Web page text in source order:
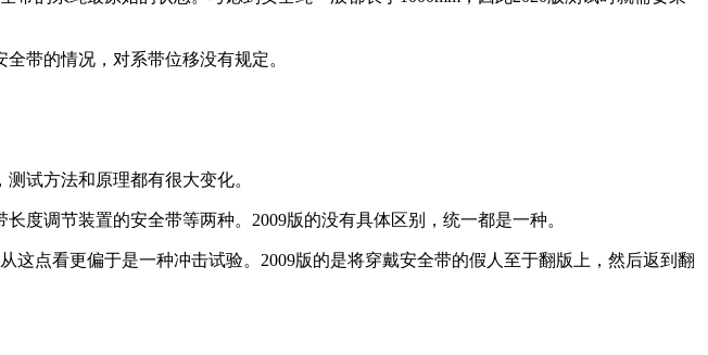
带的情况，对系带位移没有规定。
试方法和原理都有很大变化。
度调节装置的安全带等两种。2009版的没有具体区别，统一都是一种。
这点看更偏于是一种冲击试验。2009版的是将穿戴安全带的假人至于翻版上，然后返到翻